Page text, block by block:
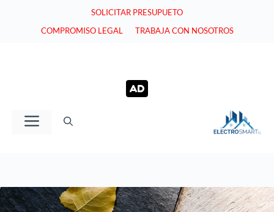
SOLICITAR PRESUPUETO
COMPROMISO LEGAL
TRABAJA CON NOSOTROS
Menú